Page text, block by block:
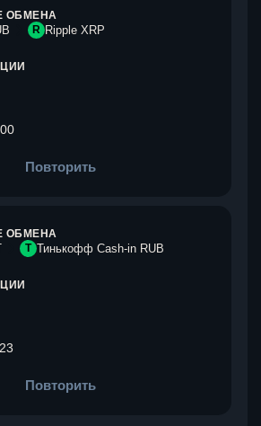
ОБМЕНА
R Ripple XRP
Повторить
ОБМЕНА
Т Тинькофф Cash-in RUB
Повторить